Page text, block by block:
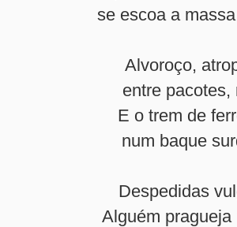
se escoa a
Alvoroço,
entre
E o trem de
num baque
Despedidas
Alguém